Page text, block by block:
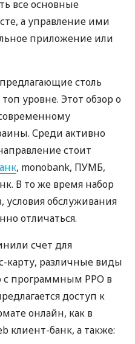
все основные
а управление ими
приложение или
столь
уровне. Этот обзор о
Среди активно
стоит
, monobank, ПУМБ,
В то же время набор
обслуживания
отличаться.
счет для
карту, различные виды
с программным РРО в
доступ к
онлайн, как в
клиент-банк, а также: